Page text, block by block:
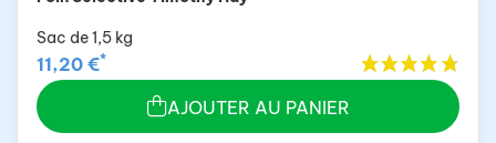
Sac de 1,5 kg
11,20 €*
AJOUTER AU PANIER